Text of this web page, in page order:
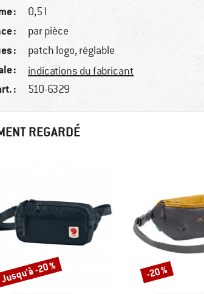
: 0,5 l
: par pièce
: patch logo, réglable
: indications du fabricant
: 510-6329
REGARDÉ
Jusqu'à -20 % Remise
-20 %